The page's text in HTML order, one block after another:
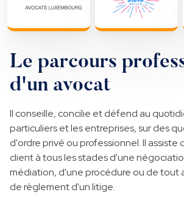
Le parcours
d'un avocat
Il conseille, concilie et défend au
particuliers et les entreprises, sur des
d'ordre privé ou professionnel. Il assiste
client à tous les stades d'une
médiation, d'une procédure ou de tout
de règlement d'un litige.